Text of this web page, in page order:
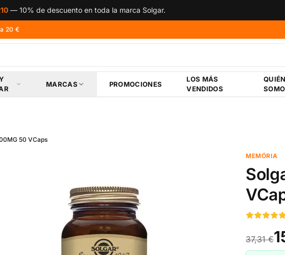
— 10% de descuento en toda la marca Solgar.
20 €
MARCAS PROMOCIONES
LOS MÁS
VENDIDOS
50 VCaps
MEMÓRIA
37,31 €